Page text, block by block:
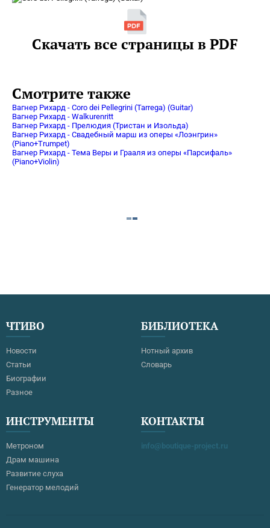
Скачать все страницы в PDF
Смотрите также
Вагнер Рихард - Coro dei Pellegrini (Tarrega) (Guitar)
Вагнер Рихард - Walkurenritt
Вагнер Рихард - Прелюдия (Тристан и Изольда)
Вагнер Рихард - Свадебный марш из оперы «Лоэнгрин»
(Piano+Trumpet)
Вагнер Рихард - Тема Веры и Грааля из оперы «Парсифаль»
(Piano+Violin)
ЧТИВО
Новости
Статьи
Биографии
Разное
БИБЛИОТЕКА
Нотный архив
Словарь
ИНСТРУМЕНТЫ
Метроном
Драм машина
Развитие слуха
Генератор мелодий
КОНТАКТЫ
info@boutique-project.ru